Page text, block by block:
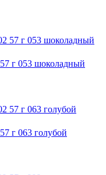
г 053 шоколадный
г 063 голубой